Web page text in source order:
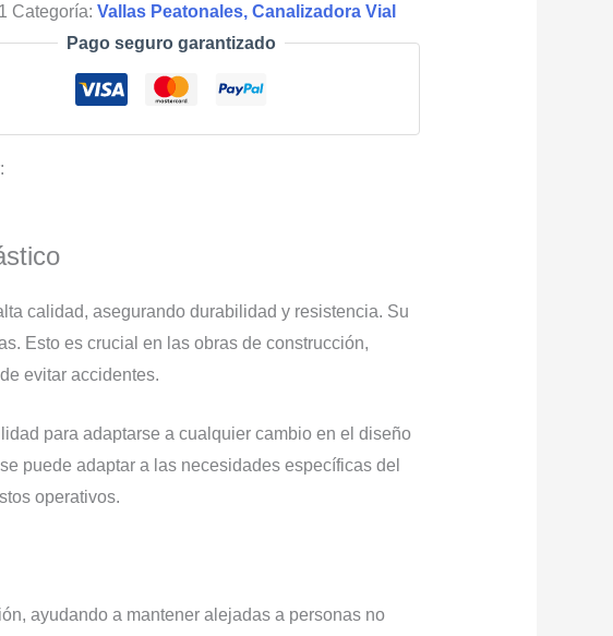
Categoría: Vallas Peatonales, Canalizadora Vial
Pago seguro garantizado
calidad, asegurando durabilidad y resistencia. Su
Esto es crucial en las obras de construcción,
evitar accidentes.
para adaptarse a cualquier cambio en el diseño
puede adaptar a las necesidades específicas del
operativos.
ayudando a mantener alejadas a personas no